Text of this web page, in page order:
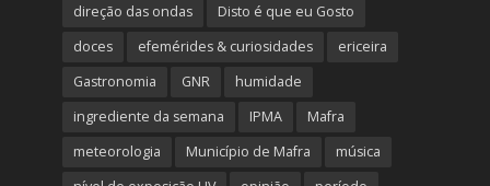
direção das ondas
Disto é que eu Gosto
doces
efemérides & curiosidades
ericeira
Gastronomia
GNR
humidade
ingrediente da semana
IPMA
Mafra
meteorologia
Município de Mafra
música